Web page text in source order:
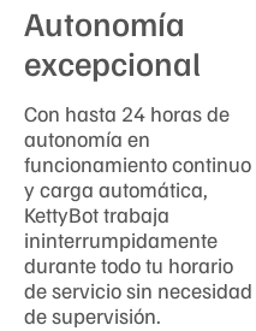
Autonomía
excepcional
Con hasta 24 horas de
autonomía en
funcionamiento continuo
y carga automática,
KettyBot trabaja
ininterrumpidamente
durante todo tu horario
de servicio sin necesidad
de supervisión.